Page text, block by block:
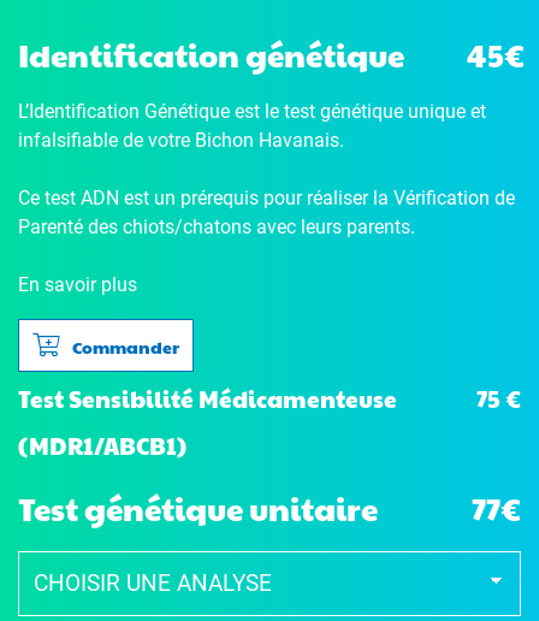
Identification génétique 45€
L’Identification Génétique est le test génétique unique et
infalsifiable de votre Bichon Havanais.
Ce test ADN est un prérequis pour réaliser la Vérification de
Parenté des chiots/chatons avec leurs parents.
En savoir plus
Commander
Test Sensibilité Médicamenteuse
(MDR1/ABCB1)
75 €
Test génétique unitaire 77€